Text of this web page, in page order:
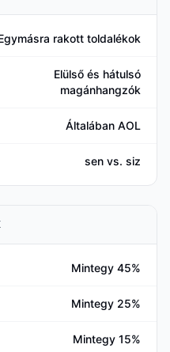
rakott toldalékok
Elülső és hátulsó
magánhangzók
Általában AOL
sen vs. siz
Mintegy 45%
Mintegy 25%
Mintegy 15%